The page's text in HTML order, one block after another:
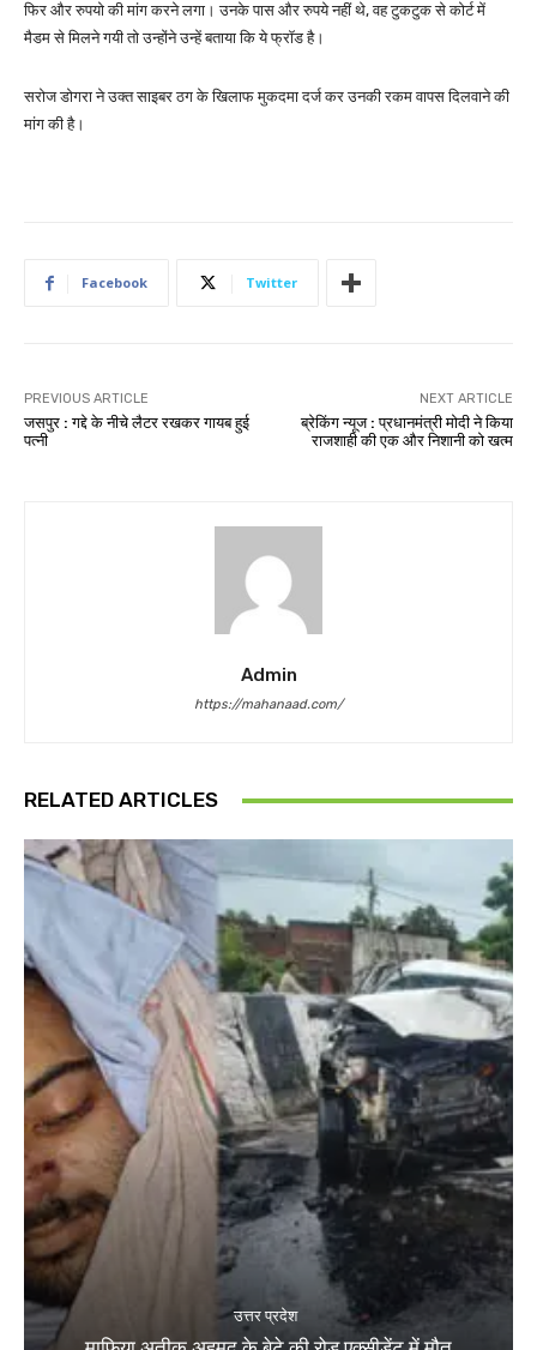
फिर और रुपयो की मांग करने लगा। उनके पास और रुपये नहीं थे, वह टुकटुक से कोर्ट में
मैडम से मिलने गयी तो उन्होंने उन्हें बताया कि ये फ्रॉड है।
सरोज डोगरा ने उक्त साइबर ठग के खिलाफ मुकदमा दर्ज कर उनकी रकम वापस दिलवाने की
मांग की है।
Facebook Twitter
PREVIOUS ARTICLE
जसपुर : गद्दे के नीचे लैटर रखकर गायब हुई
पत्नी
NEXT ARTICLE
ब्रेकिंग न्यूज : प्रधानमंत्री मोदी ने किया
राजशाही की एक और निशानी को खत्म
Admin
https://mahanaad.com/
RELATED ARTICLES
उत्तर प्रदेश